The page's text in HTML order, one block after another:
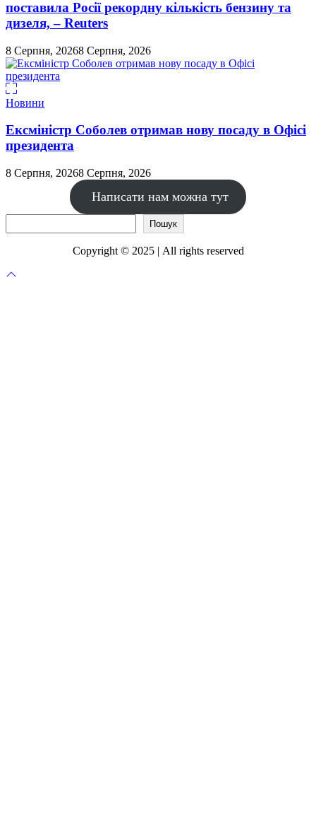
поставила Росії рекордну кількість бензину та
дизеля, – Reuters
8 Серпня, 20268 Серпня, 2026
Новини
Ексміністр Соболев отримав нову посаду в Офісі
президента
8 Серпня, 20268 Серпня, 2026
Написати нам можна тут
Пошук
Copyright © 2025 | All rights reserved
Прокрутка